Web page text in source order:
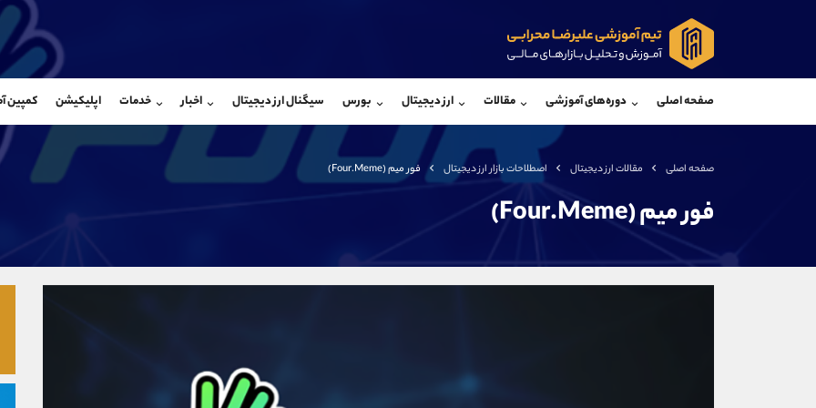
صفحه اصلی دوره‌های آموزشی مقالات ارز دیجیتال بورس سیگنال ارز دیجیتال اخبار خدمات اپلیکیشن کمپین
صفحه اصلی مقالات ارز دیجیتال اصطلاحات بازار ارز دیجیتال فور میم (Four.Meme)
فور میم (Four.Meme)
شروع گفتگو
@Armteam_admin_por
107
واتساپ شروع گفتگو
تلگرام @Armteam_admin_103
داخلی 103
واتساپ شروع
تلگرام
داخلی
تلفن